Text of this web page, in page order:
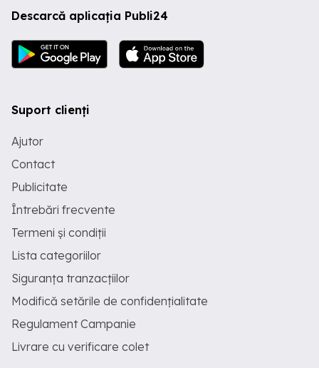
Descarcă aplicația Publi24
Suport clienți
Ajutor
Contact
Publicitate
Întrebări frecvente
Termeni și condiții
Lista categoriilor
Siguranța tranzacțiilor
Modifică setările de confidențialitate
Regulament Campanie
Livrare cu verificare colet